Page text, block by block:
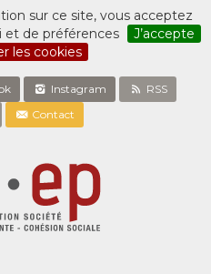
sur ce site, vous acceptez
et de préférences
J’accepte
les cookies
Instagram
RSS
Contact